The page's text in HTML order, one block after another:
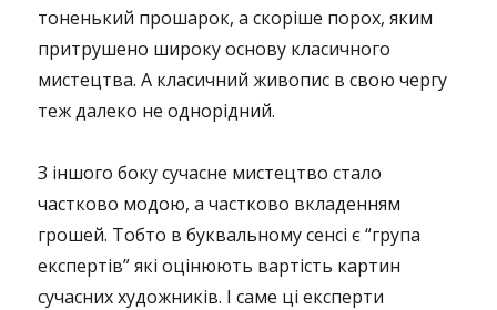
тоненький прошарок, а скоріше порох, яким
притрушено широку основу класичного
мистецтва. А класичний живопис в свою чергу
теж далеко не однорідний.
З іншого боку сучасне мистецтво стало
частково модою, а частково вкладенням
грошей. Тобто в буквальному сенсі є “група
експертів” які оцінюють вартість картин
сучасних художників. І саме ці експерти